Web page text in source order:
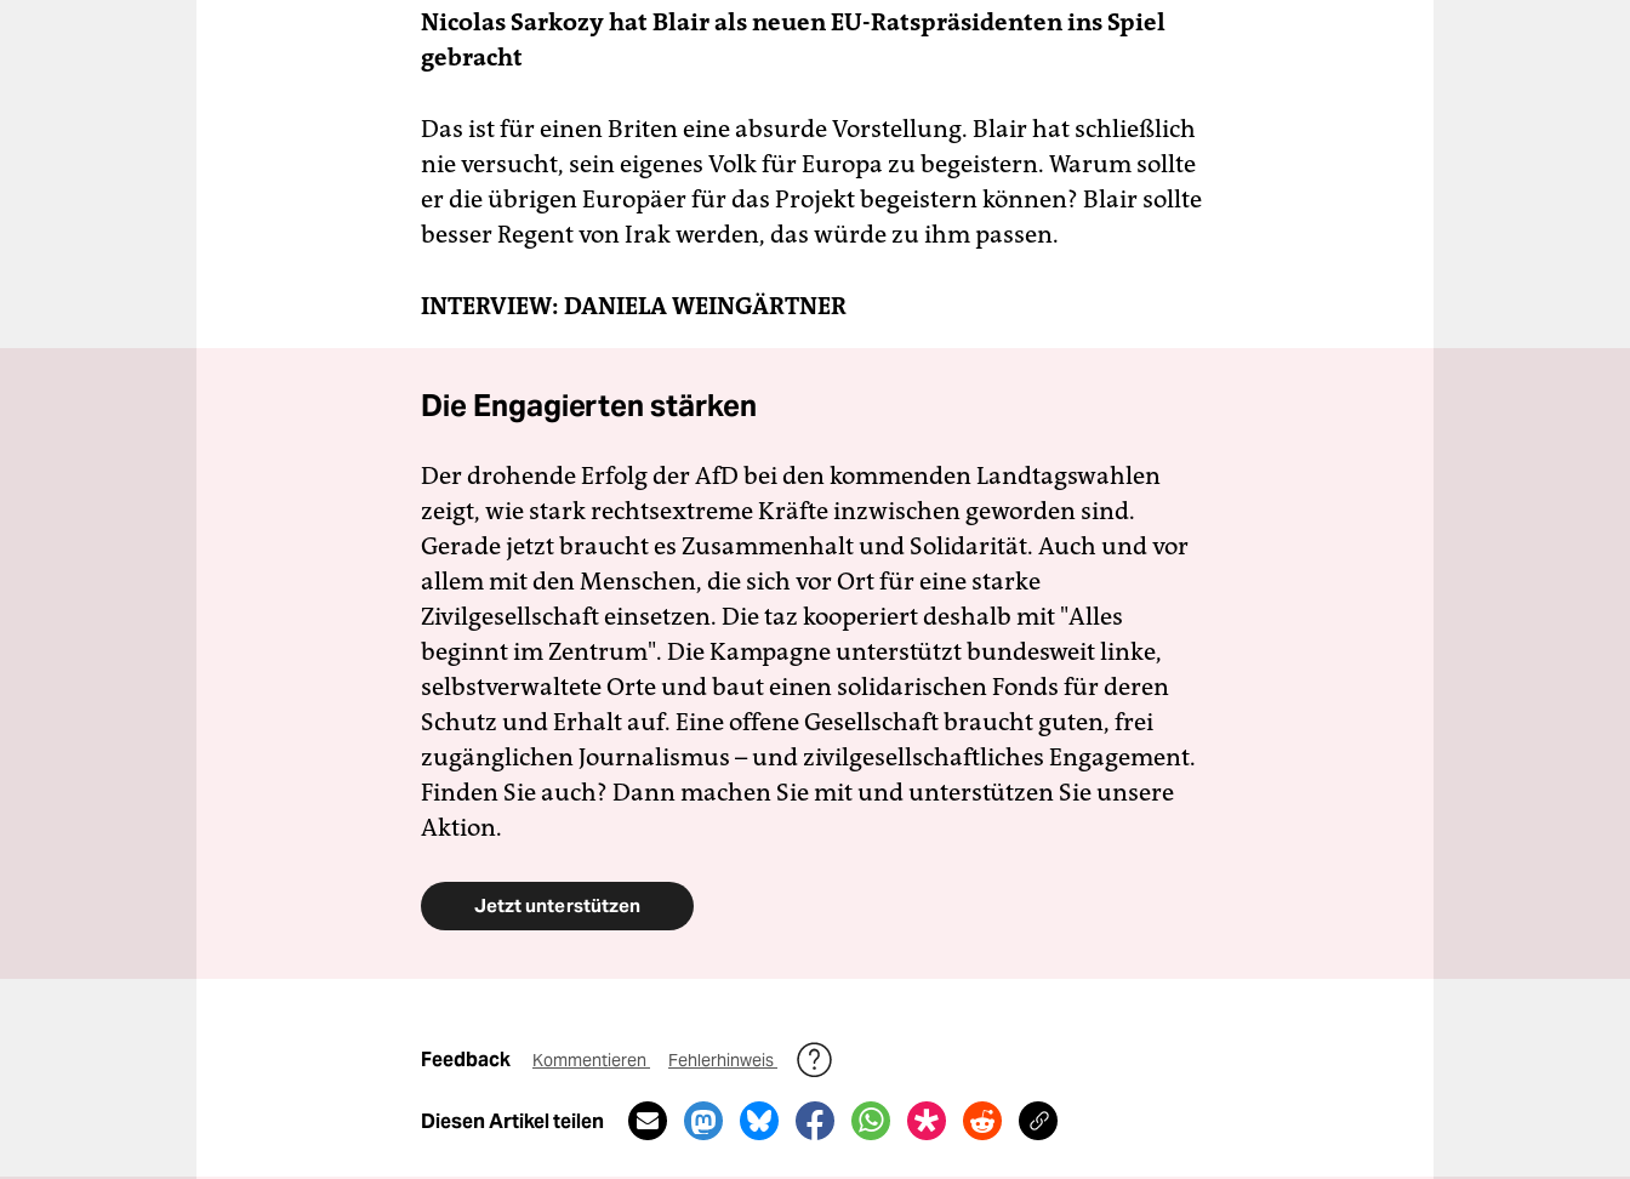
Nicolas Sarkozy hat Blair als neuen EU-Ratspräsidenten ins Spiel
gebracht
Das ist für einen Briten eine absurde Vorstellung. Blair hat schließlich
nie versucht, sein eigenes Volk für Europa zu begeistern. Warum sollte
er die übrigen Europäer für das Projekt begeistern können? Blair sollte
besser Regent von Irak werden, das würde zu ihm passen.
INTERVIEW: DANIELA WEINGÄRTNER
Die Engagierten stärken
Der drohende Erfolg der AfD bei den kommenden Landtagswahlen
zeigt, wie stark rechtsextreme Kräfte inzwischen geworden sind.
Gerade jetzt braucht es Zusammenhalt und Solidarität. Auch und vor
allem mit den Menschen, die sich vor Ort für eine starke
Zivilgesellschaft einsetzen. Die taz kooperiert deshalb mit "Alles
beginnt im Zentrum". Die Kampagne unterstützt bundesweit linke,
selbstverwaltete Orte und baut einen solidarischen Fonds für deren
Schutz und Erhalt auf. Eine offene Gesellschaft braucht guten, frei
zugänglichen Journalismus – und zivilgesellschaftliches Engagement.
Finden Sie auch? Dann machen Sie mit und unterstützen Sie unsere
Aktion.
Jetzt unterstützen
Feedback Kommentieren Fehlerhinweis
Diesen Artikel teilen